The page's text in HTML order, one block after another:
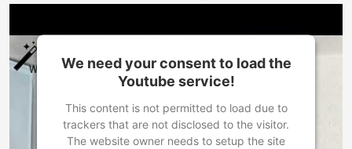
We need your consent to load the
Youtube service!
This content is not permitted to load due to
trackers that are not disclosed to the visitor.
The website owner needs to setup the site